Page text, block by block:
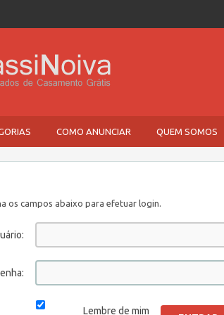
COMO ANUNCIAR QUEM SOMOS
os campos abaixo para efetuar login.
Lembre de mim